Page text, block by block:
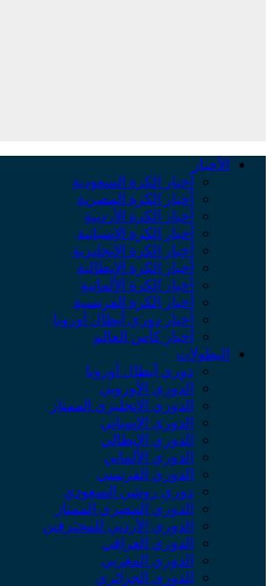
الأخبار
أخبار الكرة السعودية
أخبار الكرة المصرية
أخبار الكرة الأردنية
أخبار الكرة الإسبانية
أخبار الكرة الإنجليزية
أخبار الكرة الإيطالية
أخبار الكرة الألمانية
أخبار الكرة الفرنسية
أخبار دوري أبطال أوروبا
أخبار كأس العالم
البطولات
دوري أبطال أوروبا
الدوري الأوروبي
الدوري الإنجليزي الممتاز
الدوري الإسباني
الدوري الإيطالي
الدوري الألماني
الدوري الفرنسي
دوري روشن السعودي
الدوري المصري الممتاز
الدوري الأردني للمحترفين
الدوري العراقي
الدوري المغربي
الدوري الجزائري